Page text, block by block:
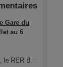
Gare du
au 6
le RER B…